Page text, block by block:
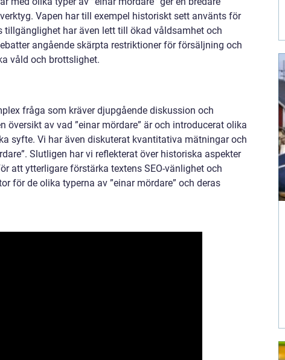
Vapen har till exempel historiskt sett använts för
tillgänglighet har även lett till ökad våldsamhet och
angående skärpta restriktioner för försäljning och
våld och brottslighet.
fråga som kräver djupgående diskussion och
översikt av vad ”einar mördare” är och introducerat olika
syfte. Vi har även diskuterat kvantitativa mätningar och
Slutligen har vi reflekterat över historiska aspekter
att ytterligare förstärka textens SEO-vänlighet och
för de olika typerna av ”einar mördare” och deras